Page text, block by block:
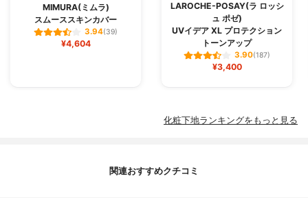
MIMURA(ミムラ)
スムーススキンカバー
3.94(39)
¥4,604
LAROCHE-POSAY(ラ ロッシ
ュ ポゼ)
UVイデア XL プロテクション
トーンアップ
3.90(187)
¥3,400
化粧下地ランキングをもっと見る
関連おすすめクチコミ